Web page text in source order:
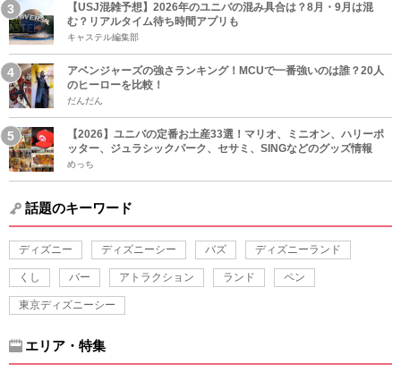
【USJ混雑予想】2026年のユニバの混み具合は？8月・9月は混
む？リアルタイム待ち時間アプリも
キャステル編集部
アベンジャーズの強さランキング！MCUで一番強いのは誰？20人
のヒーローを比較！
だんだん
【2026】ユニバの定番お土産33選！マリオ、ミニオン、ハリーポ
ッター、ジュラシックパーク、セサミ、SINGなどのグッズ情報
めっち
話題のキーワード
ディズニー ディズニーシー バズ ディズニーランド
くし バー アトラクション ランド ペン
東京ディズニーシー
エリア・特集